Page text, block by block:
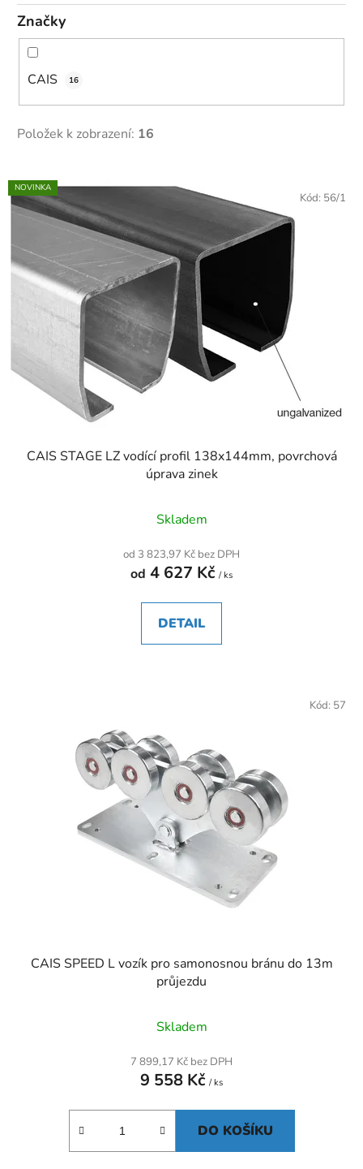
Značky
CAIS 16
Položek k zobrazení: 16
V
ý
i
s
d
u
NOVINKA
CAIS STAGE LZ vodící profil 138x144mm, povrchová
úprava zinek
Skladem
od 3 823,97 Kč bez DPH
od 4 627 Kč / ks
DETAIL
Kód: 56/1
CAIS SPEED L vozík pro samonosnou bránu do 13m
průjezdu
Skladem
7 899,17 Kč bez DPH
9 558 Kč / ks
DO KOŠÍKU
Kód: 57